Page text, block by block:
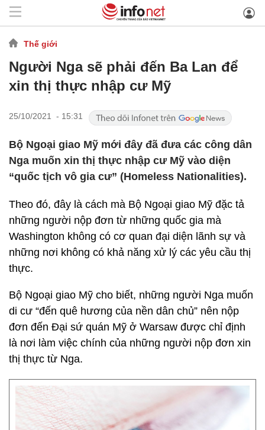
Thế giới
Người Nga sẽ phải đến Ba Lan để
xin thị thực nhập cư Mỹ
25/10/2021 - 15:31
Bộ Ngoại giao Mỹ mới đây đã đưa các công dân
Nga muốn xin thị thực nhập cư Mỹ vào diện
“quốc tịch vô gia cư” (Homeless Nationalities).
Theo đó, đây là cách mà Bộ Ngoại giao Mỹ đặc tả
những người nộp đơn từ những quốc gia mà
Washington không có cơ quan đại diện lãnh sự và
những nơi không có khả năng xử lý các yêu cầu thị
thực.
Bộ Ngoại giao Mỹ cho biết, những người Nga muốn
di cư “đến quê hương của nền dân chủ” nên nộp
đơn đến Đại sứ quán Mỹ ở Warsaw được chỉ định
là nơi làm việc chính của những người nộp đơn xin
thị thực từ Nga.